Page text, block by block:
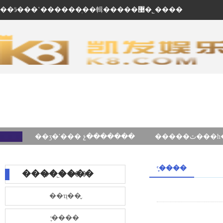
��ӭ���ʽ������ֽ��輯�����޹�˾����
��ʒ�ʹ��� չ�������
��������
��˾����
��ҵ��̬
֪ͨ����
֪ͨ����